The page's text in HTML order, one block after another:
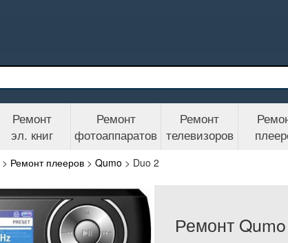
Ремонт
эл. книг
Ремонт
фотоаппаратов
Ремонт
телевизоров
> Ремонт плееров > Qumo > Duo 2
Ремонт